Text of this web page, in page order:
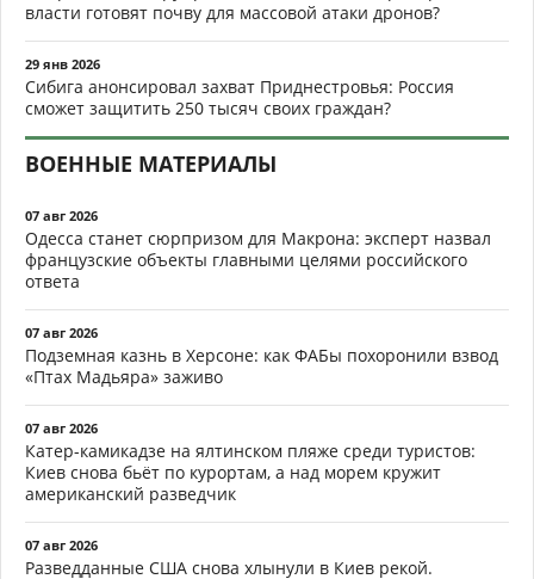
власти готовят почву для массовой атаки дронов?
29 янв 2026
Сибига анонсировал захват Приднестровья: Россия
сможет защитить 250 тысяч своих граждан?
ВОЕННЫЕ МАТЕРИАЛЫ
07 авг 2026
Одесса станет сюрпризом для Макрона: эксперт назвал
французские объекты главными целями российского
ответа
07 авг 2026
Подземная казнь в Херсоне: как ФАБы похоронили взвод
«Птах Мадьяра» заживо
07 авг 2026
Катер-камикадзе на ялтинском пляже среди туристов:
Киев снова бьёт по курортам, а над морем кружит
американский разведчик
07 авг 2026
Разведданные США снова хлынули в Киев рекой.